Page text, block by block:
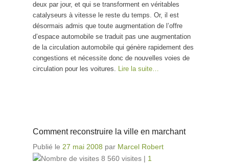
deux par jour, et qui se transforment en véritables
catalyseurs à vitesse le reste du temps. Or, il est
désormais admis que toute augmentation de l’offre
d’espace automobile se traduit pas une augmentation
de la circulation automobile qui génère rapidement des
congestions et nécessite donc de nouvelles voies de
circulation pour les voitures. Lire la suite…
Comment reconstruire la ville en marchant
Publié le 27 mai 2008 par Marcel Robert
8 560 visites | 1